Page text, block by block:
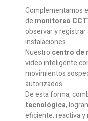
Complementamos
de monitoreo
observar y
instalaciones.
Nuestro centro de
video inteligente
movimientos
autorizados.
De esta forma,
tecnológica,
eficiente, reactiva y